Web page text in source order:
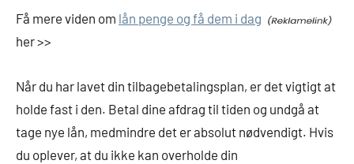
Få mere viden om lån penge og få dem i dag
her >>
Når du har lavet din tilbagebetalingsplan, er det vigtigt at
holde fast i den. Betal dine afdrag til tiden og undgå at
tage nye lån, medmindre det er absolut nødvendigt. Hvis
du oplever, at du ikke kan overholde din